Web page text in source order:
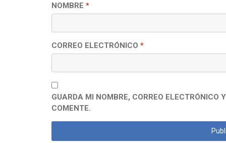
NOMBRE *
CORREO ELECTRÓNICO *
GUARDA MI NOMBRE, CORREO ELECTRÓNICO
COMENTE.